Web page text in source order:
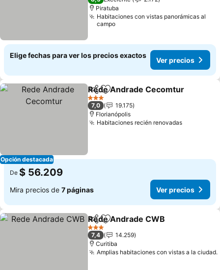
Piratuba
Habitaciones con vistas panorámicas al
campo
Elige fechas para ver los precios exactos
Ver precios
Opción destacada
CompartirAgregar a favoritos
Rede Andrade Cecomtur
3 Estrellas
7,0
19.175
Florianópolis
Habitaciones recién renovadas
De $ 56.209
Mira precios de 7 páginas Ver precios
CompartirAgregar a favoritos
Rede Andrade CWB
3 Estrellas
7,4
14.259
Curitiba
Amplias habitaciones con vistas a la ciudad.